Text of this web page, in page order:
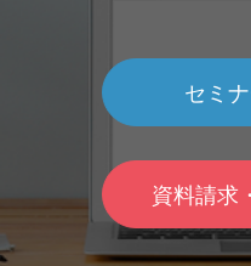
セミ
資料請求